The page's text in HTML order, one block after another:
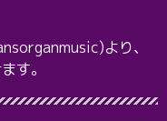
より、
す。